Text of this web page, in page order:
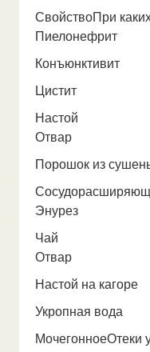
СвойствоПри
Пиелонефрит
Конъюнктивит
Цистит
Настой
Отвар
Порошок из
Энурез
Чай
Отвар
Настой на кагоре
Укропная вода
МочегонноеОтеки